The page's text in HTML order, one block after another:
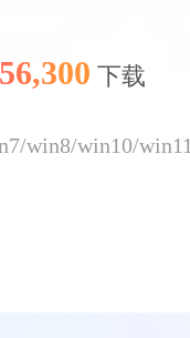
下载
win8/win10/win11